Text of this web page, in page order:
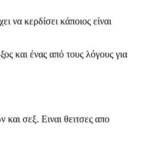
να κερδίσει κάποιος είναι
και ένας από τους λόγους για
σεξ. Ειναι θειτσες απο